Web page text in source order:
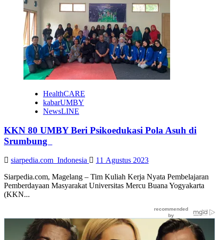
AFF
23,
Latihan
Perdana
Tim
U-
23
Indonesia
Pemulihan
Kondisi
HealthCARE
kabarUMBY
NewsLINE
KKN 80 UMBY Beri Psikoedukasi Pola Asuh di
Srumbung
siarpedia.com_Indonesia
11 Agustus 2023
Siarpedia.com, Magelang – Tim Kuliah Kerja Nyata Pembelajaran
Pemberdayaan Masyarakat Universitas Mercu Buana Yogyakarta
(KKN...